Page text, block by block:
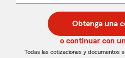
desplegable
de
5
dígitos
de
5
dígitos
Obtenga una
o continuar con
Todas las cotizaciones y documentos